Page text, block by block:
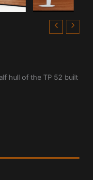
hull of the TP 52 built